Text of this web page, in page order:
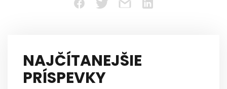
NAJČÍTANEJŠIE
PRÍSPEVKY